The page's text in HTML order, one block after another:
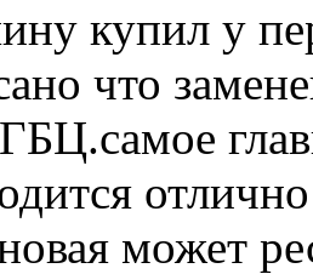
купил у
что
может